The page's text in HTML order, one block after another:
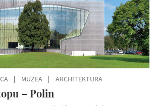
MUZEA ARCHITEKTURA
– Polin